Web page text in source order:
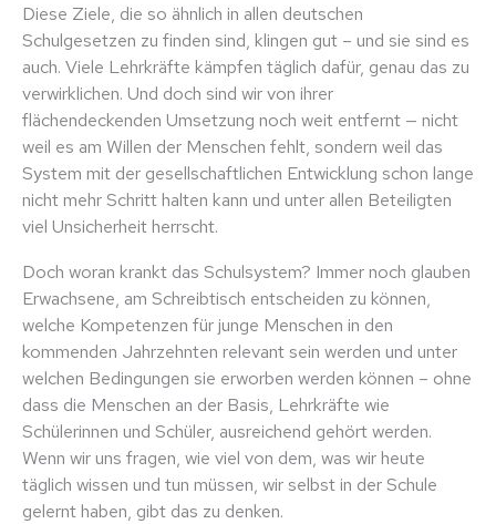
Diese Ziele, die so ähnlich in allen deutschen
Schulgesetzen zu finden sind, klingen gut – und sie sind es
auch. Viele Lehrkräfte kämpfen täglich dafür, genau das zu
verwirklichen. Und doch sind wir von ihrer
flächendeckenden Umsetzung noch weit entfernt — nicht
weil es am Willen der Menschen fehlt, sondern weil das
System mit der gesellschaftlichen Entwicklung schon lange
nicht mehr Schritt halten kann und unter allen Beteiligten
viel Unsicherheit herrscht.
Doch woran krankt das Schulsystem? Immer noch glauben
Erwachsene, am Schreibtisch entscheiden zu können,
welche Kompetenzen für junge Menschen in den
kommenden Jahrzehnten relevant sein werden und unter
welchen Bedingungen sie erworben werden können – ohne
dass die Menschen an der Basis, Lehrkräfte wie
Schülerinnen und Schüler, ausreichend gehört werden.
Wenn wir uns fragen, wie viel von dem, was wir heute
täglich wissen und tun müssen, wir selbst in der Schule
gelernt haben, gibt das zu denken.